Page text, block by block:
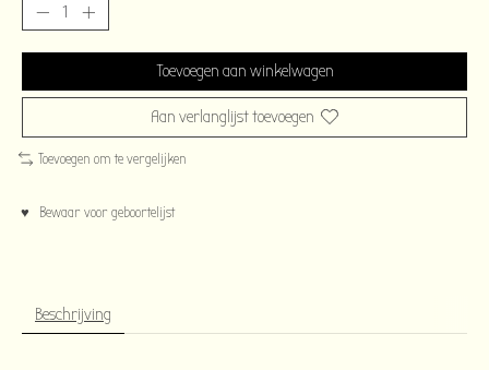
Toevoegen aan winkelwagen
Aan verlanglijst toevoegen
Toevoegen om te vergelijken
♥ Bewaar voor geboortelijst
Beschrijving